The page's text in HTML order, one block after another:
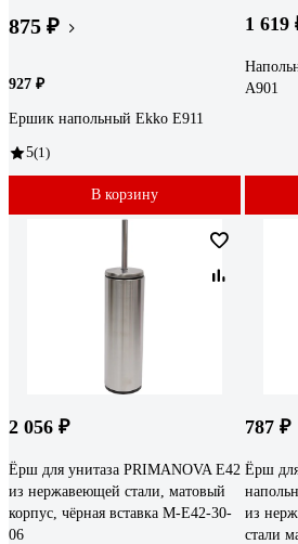
875 ₽
927 ₽
Ершик напольный Ekko E911
5(1)
В корзину
1 619
A901
2 056 ₽
Ёрш для унитаза PRIMANOVA E42
из нержавеющей стали, матовый
корпус, чёрная вставка M-E42-30-
06
787 ₽
Ёрш
из
стали